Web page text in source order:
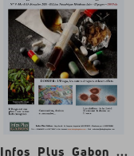
Infos Plus Gabon ...